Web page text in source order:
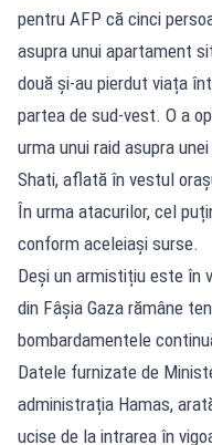
pentru AFP că cinci
asupra unui apartament
două și-au pierdut viața
partea de sud-vest. O a
urma unui raid asupra
Shati, aflată în vestul
În urma atacurilor, cel
conform aceleiași surse.
Deși un armistițiu este în
din Fâșia Gaza rămâne
bombardamentele
Datele furnizate de
administrația Hamas,
ucise de la intrarea în